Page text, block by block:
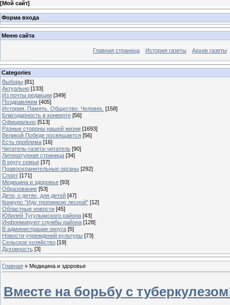
[Мой сайт]
Форма входа
Меню сайта
Главная страница История газеты Архив газеты
Categories
Выборы [81]
Актуально [133]
Из почты редакции [349]
Поздравляем [405]
История. Память. Общество. Человек. [158]
Благодарность в конверте [56]
Официально [513]
Разные стороны нашей жизни [1693]
Великой Победе посвящается [56]
Есть проблема [16]
Читатель-газета-читатель [90]
Литературная страница [34]
В кругу семьи [37]
Правоохранительные органы [292]
Спорт [171]
Медицина и здоровье [93]
Образование [53]
Дети, о детях, для детей [47]
Конкурс "Иду тропинкою лесной" [12]
Областные новости [45]
Юбилей Тугулымского района [43]
Информируют службы района [128]
В администрации округа [5]
Новости учреждений культуры [73]
Сельское хозяйство [19]
Духовность [3]
Главная » Медицина и здоровье
Вместе на борьбу с